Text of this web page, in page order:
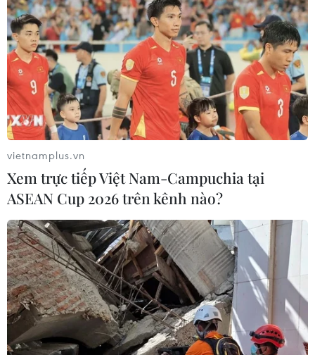
thu thập, tàng trữ, trao đổi, sử dụng trái phép thông tin
hơn 21.000 tài khoản thẻ tín dụng ngân hàng có chức
năng thanh toán quốc tế.
Thanh Hóa: Triệt phá đường dây mua bán
trái phép ma túy đặc biệt nghiêm trọng
vietnamplus.vn
Xem trực tiếp Việt Nam-Campuchia tại
ASEAN Cup 2026 trên kênh nào?